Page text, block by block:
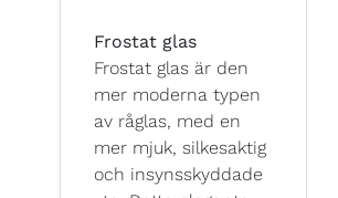
Frostat glas
Frostat glas är den
mer moderna typen
av råglas, med en
mer mjuk, silkesaktig
och insynsskyddade